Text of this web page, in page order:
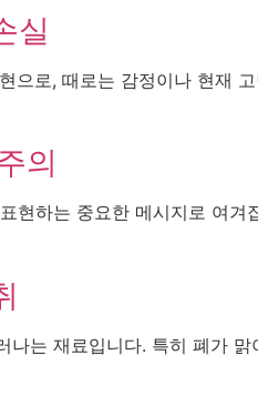
실
로, 때로는 감정이나 현재
의
하는 중요한 메시지로 여겨
는 재료입니다. 특히 폐가